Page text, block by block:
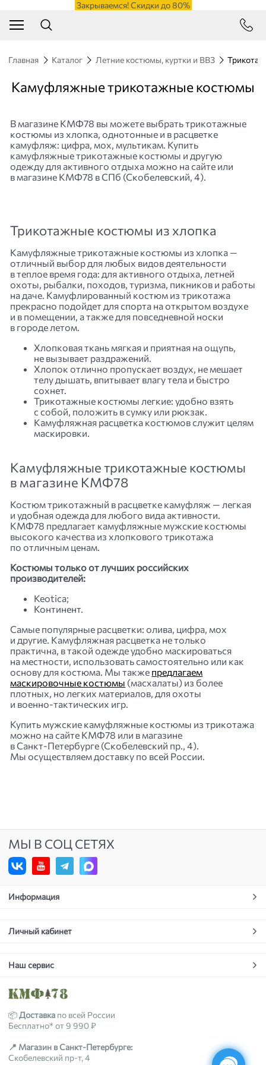
Закрываемся! Скидки до 80%
Главная Каталог Летние костюмы, куртки и ВВЗ
Камуфляжные трикотажные костюмы
В магазине КМФ78 вы можете выбрать трикотажные
костюмы из хлопка, однотонные и в расцветке
камуфляж: цифра, мох, мультикам. Купить
камуфляжные трикотажные костюмы и другую
одежду для активного отдыха можно на сайте или
в магазине КМФ78 в СПб (Скобелевский, 4).
Трикотажные костюмы из хлопка
Камуфляжные трикотажные костюмы из хлопка —
отличный выбор для любых видов деятельности
в теплое время года: для активного отдыха, летней
охоты, рыбалки, походов, туризма, пикников и работы
на даче. Камуфлированный костюм из трикотажа
прекрасно подойдет для спорта на открытом воздухе
и в помещении, а также для повседневной носки
в городе летом.
Хлопковая ткань мягкая и приятная на ощупь,
не вызывает раздражений.
Хлопок отлично пропускает воздух, не мешает
телу дышать, впитывает влагу тела и быстро
сохнет.
Трикотажные костюмы легкие: удобно взять
с собой, положить в сумку или рюкзак.
Камуфляжная расцветка костюмов служит целям
маскировки.
Камуфляжные трикотажные костюмы
в магазине КМФ78
Костюм трикотажный в расцветке камуфляж — легкая
и удобная одежда для любого вида активности.
КМФ78 предлагает камуфляжные мужские костюмы
высокого качества из хлопкового трикотажа
по отличным ценам.
Костюмы только от лучших российских
производителей:
Keotica;
Континент.
Самые популярные расцветки: олива, цифра, мох
и другие. Камуфляжная расцветка не только
практична, в такой одежде удобно маскироваться
на местности, использовать самостоятельно или как
основу для костюма. Мы также предлагаем
маскировочные костюмы (масхалаты) из более
плотных, но легких материалов, для охоты
и военно-тактических игр.
Купить мужские камуфляжные костюмы из трикотажа
можно на сайте КМФ78 или в магазине
вСанкт-Петербурге (Скобелевский пр., 4).
Мы осуществляем доставку по всей России.
МЫ В СОЦ СЕТЯХ
Информация
Личный кабинет
Наш сервис
📦Доставка по всей России
Бесплатно* от 9 990 ₽
📍 Магазин в Санкт-Петербурге:
Скобелевский пр-т, 4